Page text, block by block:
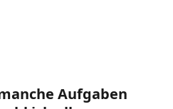
Aufgaben